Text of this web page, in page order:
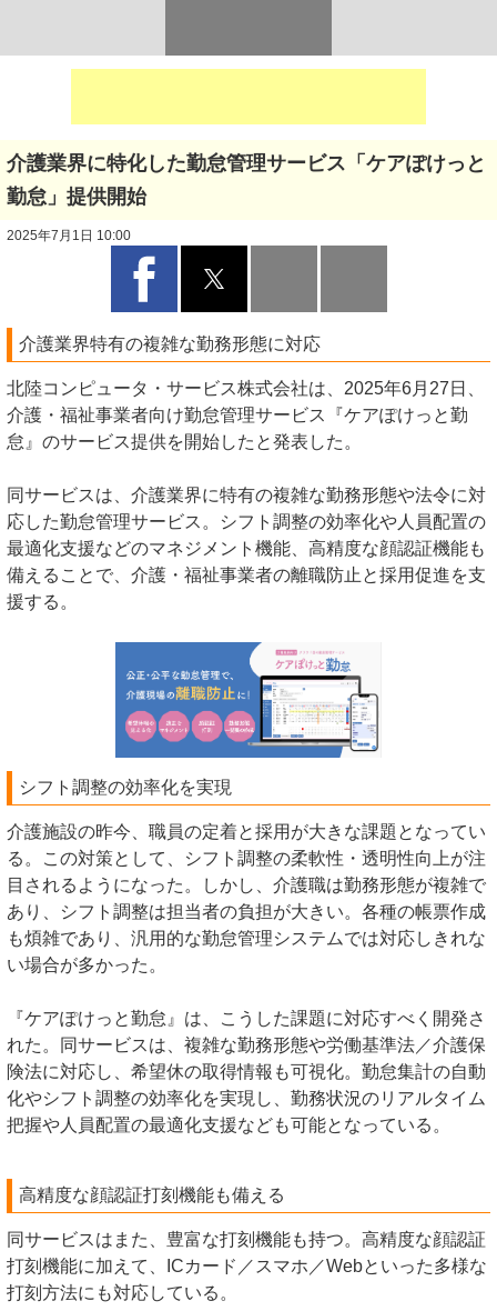
介護業界に特化した勤怠管理サービス「ケアぽけっと
勤怠」提供開始
2025年7月1日 10:00
介護業界特有の複雑な勤務形態に対応
北陸コンピュータ・サービス株式会社は、2025年6月27日、
介護・福祉事業者向け勤怠管理サービス『ケアぽけっと勤
怠』のサービス提供を開始したと発表した。
同サービスは、介護業界に特有の複雑な勤務形態や法令に対
応した勤怠管理サービス。シフト調整の効率化や人員配置の
最適化支援などのマネジメント機能、高精度な顔認証機能も
備えることで、介護・福祉事業者の離職防止と採用促進を支
援する。
シフト調整の効率化を実現
介護施設の昨今、職員の定着と採用が大きな課題となってい
る。この対策として、シフト調整の柔軟性・透明性向上が注
目されるようになった。しかし、介護職は勤務形態が複雑で
あり、シフト調整は担当者の負担が大きい。各種の帳票作成
も煩雑であり、汎用的な勤怠管理システムでは対応しきれな
い場合が多かった。
『ケアぽけっと勤怠』は、こうした課題に対応すべく開発さ
れた。同サービスは、複雑な勤務形態や労働基準法／介護保
険法に対応し、希望休の取得情報も可視化。勤怠集計の自動
化やシフト調整の効率化を実現し、勤務状況のリアルタイム
把握や人員配置の最適化支援なども可能となっている。
高精度な顔認証打刻機能も備える
同サービスはまた、豊富な打刻機能も持つ。高精度な顔認証
打刻機能に加えて、ICカード／スマホ／Webといった多様な
打刻方法にも対応している。